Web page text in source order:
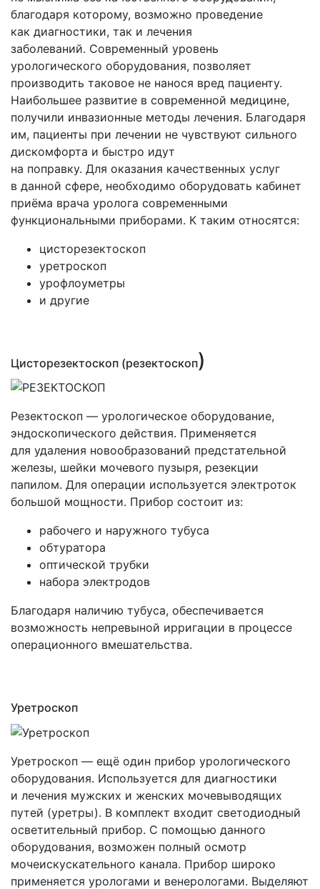
благодаря которому, возможно проведение
как диагностики, так и лечения
заболеваний. Современный уровень
урологического оборудования, позволяет
производить таковое не нанося вред пациенту.
Наибольшее развитие в современной медицине,
получили инвазионные методы лечения. Благодаря
им, пациенты при лечении не чувствуют сильного
дискомфорта и быстро идут
на поправку. Для оказания качественных услуг
в данной сфере, необходимо оборудовать кабинет
приёма врача уролога современными
функциональными приборами. К таким относятся:
цисторезектоскоп
уретроскоп
урофлоуметры
и другие
Цисторезектоскоп (резектоскоп)
Резектоскоп — урологическое оборудование,
эндоскопического действия. Применяется
для удаления новообразований предстательной
железы, шейки мочевого пузыря, резекции
папилом. Для операции используется электроток
большой мощности. Прибор состоит из:
рабочего и наружного тубуса
обтуратора
оптической трубки
набора электродов
Благодаря наличию тубуса, обеспечивается
возможность непревыной ирригации в процессе
операционного вмешательства.
Уретроскоп
Уретроскоп — ещё один прибор урологического
оборудования. Используется для диагностики
и лечения мужских и женских мочевыводящих
путей (уретры). В комплект входит светодиодный
осветительный прибор. С помощью данного
оборудования, возможен полный осмотр
мочеискускательного канала. Прибор широко
применяется урологами и венерологами. Выделяют